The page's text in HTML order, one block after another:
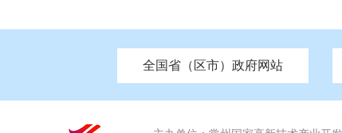
全国省（区市）政府网站
北京 天津 重庆 河南 河北
中国江苏 南京市政府 苏州
市发改委 市工信局 市教育局
市应急管理局 市审计局 市外事